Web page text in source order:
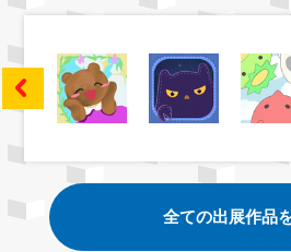
全ての出展作品